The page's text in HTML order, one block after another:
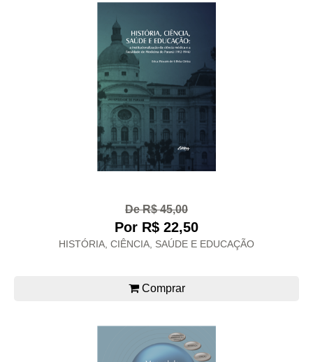
De R$ 45,00
Por R$ 22,50
HISTÓRIA, CIÊNCIA, SAÚDE E EDUCAÇÃO
Comprar